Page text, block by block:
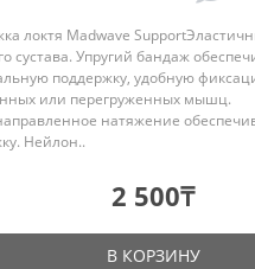
локтя Madwave
сустава. Упругий бандаж
поддержку, удобную
или перегруженных мышц.
натяжение
Нейлон..
2 500₸
В КОРЗИНУ